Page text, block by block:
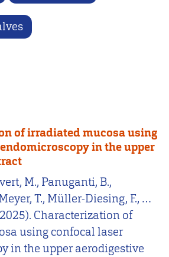
of irradiated mucosa using
in the upper
M., Panuganti, B.,
T., Müller-Diesing, F., …
Characterization of
using confocal laser
in the upper aerodigestive